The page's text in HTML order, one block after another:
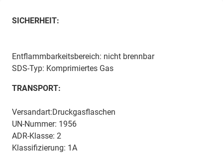
SICHERHEIT:
Entflammbarkeitsbereich: nicht brennbar
SDS-Typ: Komprimiertes Gas
TRANSPORT:
Versandart:Druckgasflaschen
UN-Nummer: 1956
ADR-Klasse: 2
Klassifizierung: 1A